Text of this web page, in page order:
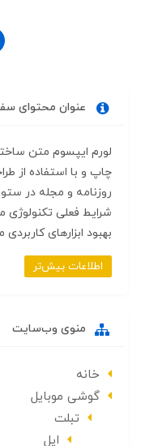
عنوان محتوای
لورم ایپسوم متن
چاپ و با استفاده از
روزنامه و مجله در
شرایط فعلی تکنولوژی
بهبود ابزارهای
اطلاعات بیش‌تر
منوی وب‌سایت
خانه
گوشی موبایل
تبلت
اپل